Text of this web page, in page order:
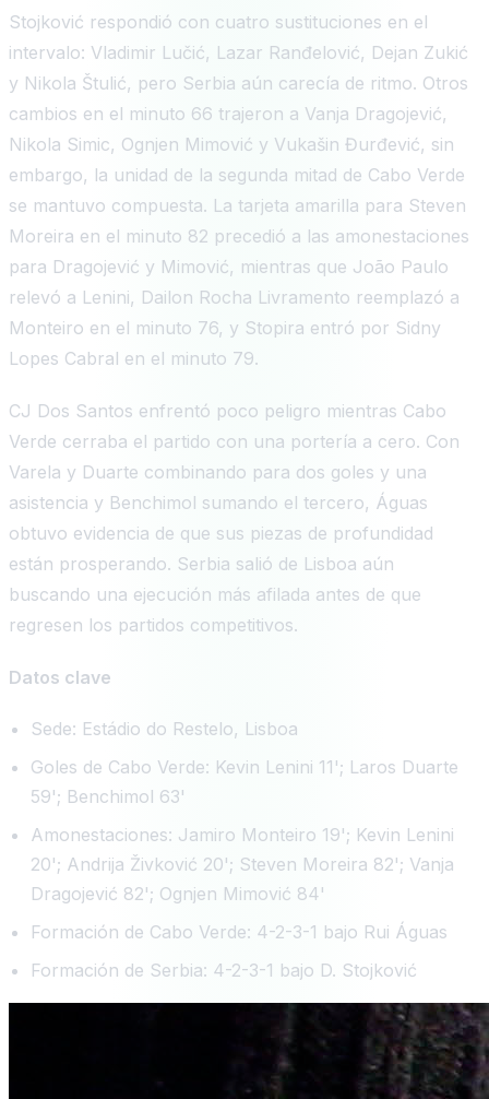
Stojković respondió con cuatro sustituciones en el
intervalo: Vladimir Lučić, Lazar Ranđelović, Dejan Zukić
y Nikola Štulić, pero Serbia aún carecía de ritmo. Otros
cambios en el minuto 66 trajeron a Vanja Dragojević,
Nikola Simic, Ognjen Mimović y Vukašin Đurđević, sin
embargo, la unidad de la segunda mitad de Cabo Verde
se mantuvo compuesta. La tarjeta amarilla para Steven
Moreira en el minuto 82 precedió a las amonestaciones
para Dragojević y Mimović, mientras que João Paulo
relevó a Lenini, Dailon Rocha Livramento reemplazó a
Monteiro en el minuto 76, y Stopira entró por Sidny
Lopes Cabral en el minuto 79.
CJ Dos Santos enfrentó poco peligro mientras Cabo
Verde cerraba el partido con una portería a cero. Con
Varela y Duarte combinando para dos goles y una
asistencia y Benchimol sumando el tercero, Águas
obtuvo evidencia de que sus piezas de profundidad
están prosperando. Serbia salió de Lisboa aún
buscando una ejecución más afilada antes de que
regresen los partidos competitivos.
Datos clave
Sede: Estádio do Restelo, Lisboa
Goles de Cabo Verde: Kevin Lenini 11'; Laros Duarte
59'; Benchimol 63'
Amonestaciones: Jamiro Monteiro 19'; Kevin Lenini
20'; Andrija Živković 20'; Steven Moreira 82'; Vanja
Dragojević 82'; Ognjen Mimović 84'
Formación de Cabo Verde: 4-2-3-1 bajo Rui Águas
Formación de Serbia: 4-2-3-1 bajo D. Stojković